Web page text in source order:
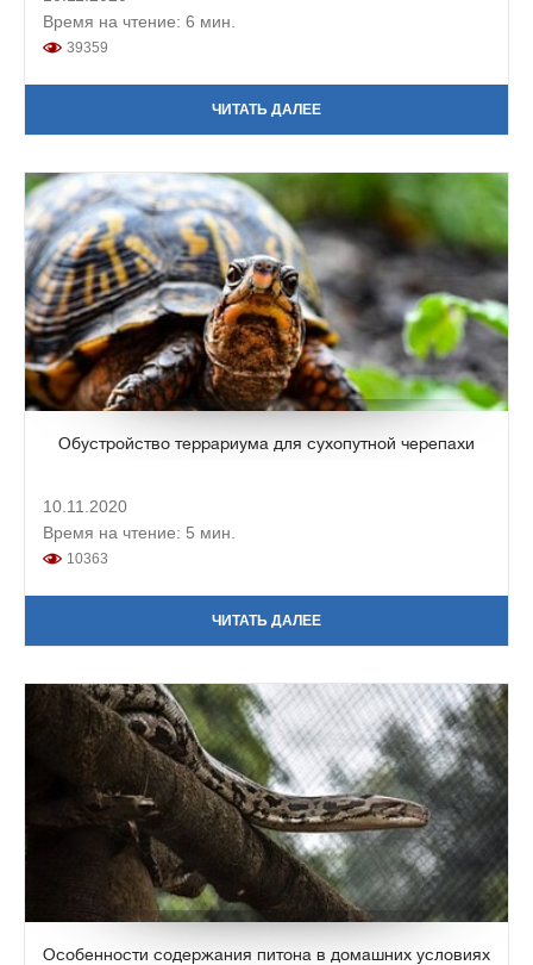
Время на чтение: 6 мин.
39359
ЧИТАТЬ ДАЛЕЕ
Обустройство террариума для сухопутной черепахи
10.11.2020
Время на чтение: 5 мин.
10363
ЧИТАТЬ ДАЛЕЕ
Особенности содержания питона в домашних условиях